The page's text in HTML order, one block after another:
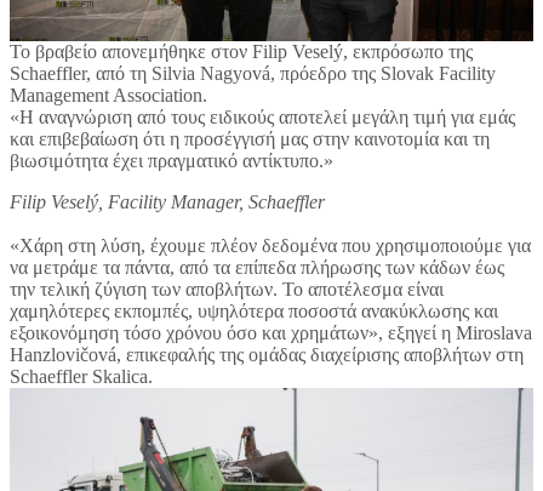
Το βραβείο απονεμήθηκε στον Filip Veselý, εκπρόσωπο της
Schaeffler, από τη Silvia Nagyová, πρόεδρο της Slovak Facility
Management Association.
«Η αναγνώριση από τους ειδικούς αποτελεί μεγάλη τιμή για εμάς
και επιβεβαίωση ότι η προσέγγισή μας στην καινοτομία και τη
βιωσιμότητα έχει πραγματικό αντίκτυπο.»
Filip Veselý, Facility Manager, Schaeffler
«Χάρη στη λύση, έχουμε πλέον δεδομένα που χρησιμοποιούμε για
να μετράμε τα πάντα, από τα επίπεδα πλήρωσης των κάδων έως
την τελική ζύγιση των αποβλήτων. Το αποτέλεσμα είναι
χαμηλότερες εκπομπές, υψηλότερα ποσοστά ανακύκλωσης και
εξοικονόμηση τόσο χρόνου όσο και χρημάτων», εξηγεί η Miroslava
Hanzlovičová, επικεφαλής της ομάδας διαχείρισης αποβλήτων στη
Schaeffler Skalica.